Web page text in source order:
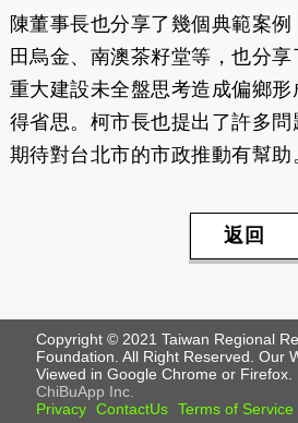
陳董事長也分享了幾個典範案
田烏金、南澳茶籽堂等，也分
重大建設未全盤思考造成偏鄉
得省思。柯市長也提出了許多問
期待對台北市的市政推動有幫助
返回
Copyright © 2021 Taiwan Regional
Foundation. All Right Reserved. Our
Viewed in Google Chrome or Firefox.
ChiBuApp Inc.
Privacy ContactUs Terms of Service